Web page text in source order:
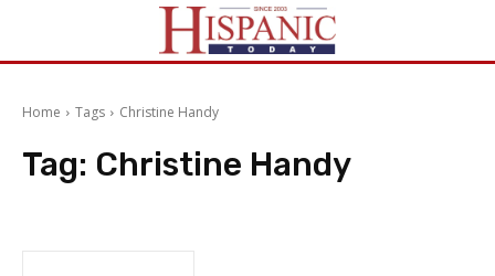
Home Tags Christine Handy
Tag: Christine Handy